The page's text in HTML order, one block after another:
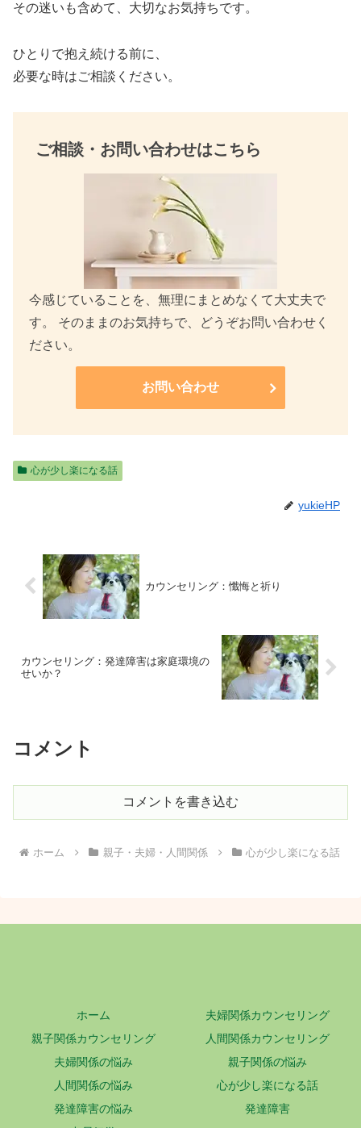
o
k
その迷いも含めて、大切なお気持ちです。
ひとりで抱え続ける前に、
必要な時はご相談ください。
ご相談・お問い合わせはこちら
今感じていることを、無理にまとめなくて大丈夫で
す。 そのままのお気持ちで、どうぞお問い合わせく
ださい。
お問い合わせ
心が少し楽になる話
yukieHP
カウンセリング：懺悔と祈り
カウンセリング：発達障害は家庭環境の
せいか？
コメント
コメントを書き込む
ホーム 親子・夫婦・人間関係 心が少し楽になる話
ホーム
夫婦関係カウンセリング
親子関係カウンセリング
人間関係カウンセリング
夫婦関係の悩み
親子関係の悩み
人間関係の悩み
心が少し楽になる話
発達障害の悩み
発達障害